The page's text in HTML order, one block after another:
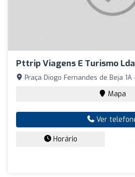
Pttrip Viagens E Turismo Lda
Praça Diogo Fernandes de Beja
Mapa
Ver
Horário